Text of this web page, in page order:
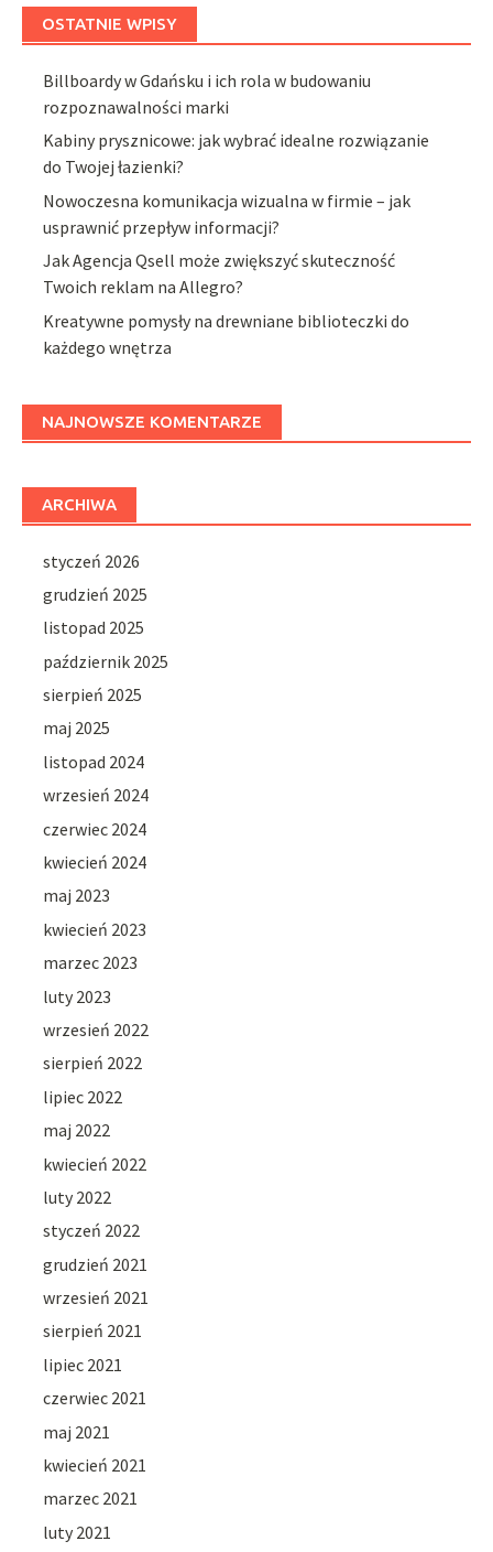
OSTATNIE WPISY
Billboardy w Gdańsku i ich rola w budowaniu
rozpoznawalności marki
Kabiny prysznicowe: jak wybrać idealne rozwiązanie
do Twojej łazienki?
Nowoczesna komunikacja wizualna w firmie – jak
usprawnić przepływ informacji?
Jak Agencja Qsell może zwiększyć skuteczność
Twoich reklam na Allegro?
Kreatywne pomysły na drewniane biblioteczki do
każdego wnętrza
NAJNOWSZE KOMENTARZE
ARCHIWA
styczeń 2026
grudzień 2025
listopad 2025
październik 2025
sierpień 2025
maj 2025
listopad 2024
wrzesień 2024
czerwiec 2024
kwiecień 2024
maj 2023
kwiecień 2023
marzec 2023
luty 2023
wrzesień 2022
sierpień 2022
lipiec 2022
maj 2022
kwiecień 2022
luty 2022
styczeń 2022
grudzień 2021
wrzesień 2021
sierpień 2021
lipiec 2021
czerwiec 2021
maj 2021
kwiecień 2021
marzec 2021
luty 2021